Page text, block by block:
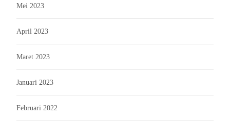
Mei 2023
April 2023
Maret 2023
Januari 2023
Februari 2022